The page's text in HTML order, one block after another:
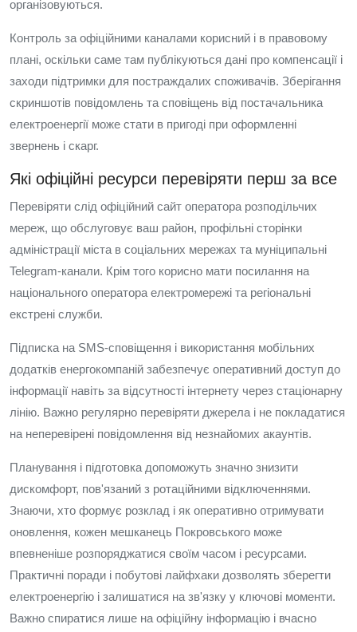
організовуються.
Контроль за офіційними каналами корисний і в правовому
плані, оскільки саме там публікуються дані про компенсації і
заходи підтримки для постраждалих споживачів. Зберігання
скриншотів повідомлень та сповіщень від постачальника
електроенергії може стати в пригоді при оформленні
звернень і скарг.
Які офіційні ресурси перевіряти перш за все
Перевіряти слід офіційний сайт оператора розподільчих
мереж, що обслуговує ваш район, профільні сторінки
адміністрації міста в соціальних мережах та муніципальні
Telegram-канали. Крім того корисно мати посилання на
національного оператора електромережі та регіональні
екстрені служби.
Підписка на SMS-сповіщення і використання мобільних
додатків енергокомпаній забезпечує оперативний доступ до
інформації навіть за відсутності інтернету через стаціонарну
лінію. Важно регулярно перевіряти джерела і не покладатися
на неперевірені повідомлення від незнайомих акаунтів.
Планування і підготовка допоможуть значно знизити
дискомфорт, пов'язаний з ротаційними відключеннями.
Знаючи, хто формує розклад і як оперативно отримувати
оновлення, кожен мешканець Покровського може
впевненіше розпоряджатися своїм часом і ресурсами.
Практичні поради і побутові лайфхаки дозволять зберегти
електроенергію і залишатися на зв'язку у ключові моменти.
Важно спиратися лише на офіційну інформацію і вчасно